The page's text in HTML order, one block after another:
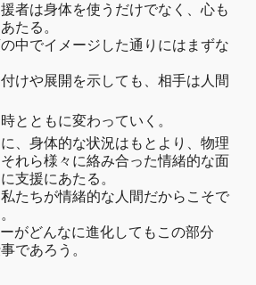
者は身体を使うだけでなく、心も
たる。
中でイメージした通りにはまずな
けや展開を示しても、相手は人間
とともに変わっていく。
、身体的な状況はもとより、物理
れら様々に絡み合った情緒的な面
支援にあたる。
たちが情緒的な人間だからこそで
がどんなに進化してもこの部分
であろう。